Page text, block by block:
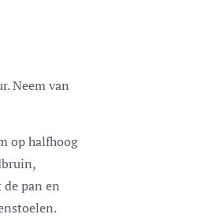
Neem van
op halfhoog
de pan en